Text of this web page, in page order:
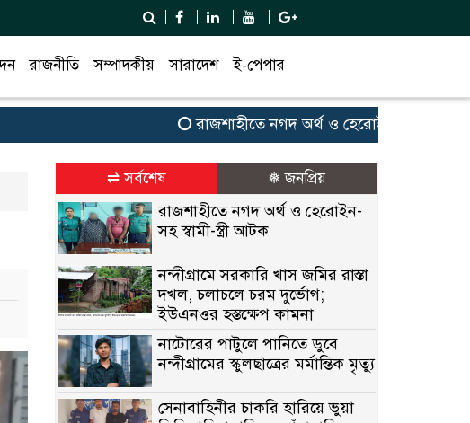
রাজনীতি সম্পাদকীয় সারাদেশ ই-পেপার
রাজশাহীতে নগদ অর্থ ও হেরোইন-সহ স্বামী-স্ত্রী
⇌ সর্বশেষ ❅ জনপ্রিয়
রাজশাহীতে নগদ অর্থ ও হেরোইন-
সহ স্বামী-স্ত্রী আটক
নন্দীগ্রামে সরকারি খাস জমির রাস্তা
দখল, চলাচলে চরম দুর্ভোগ;
ইউএনওর হস্তক্ষেপ কামনা
নাটোরের পাটুলে পানিতে ডুবে
নন্দীগ্রামের স্কুলছাত্রের মর্মান্তিক মৃত্যু
সেনাবাহিনীর চাকরি হারিয়ে ভুয়া